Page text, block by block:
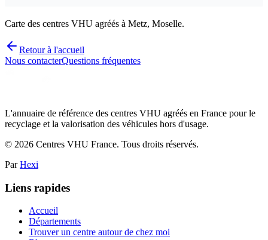
Carte des centres VHU agréés à Metz, Moselle.
Retour à l'accueil
Nous contacterQuestions fréquentes
L'annuaire de référence des centres VHU agréés en France pour le
recyclage et la valorisation des véhicules hors d'usage.
© 2026 Centres VHU France. Tous droits réservés.
Par Hexi
Liens rapides
Accueil
Départements
Trouver un centre autour de chez moi